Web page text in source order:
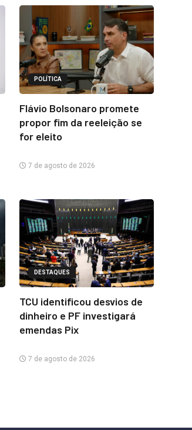
POLÍTICA
Flávio Bolsonaro promete
propor fim da reeleição se
for eleito
7 de agosto de 2026
DESTAQUES
TCU identificou desvios de
dinheiro e PF investigará
emendas Pix
7 de agosto de 2026